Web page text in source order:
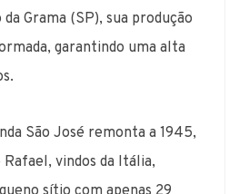
Grama (SP), sua produção
garantindo uma alta
São José remonta a 1945,
Rafael, vindos da Itália,